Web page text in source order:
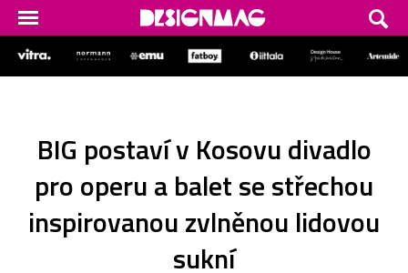
BIG postaví v Kosovu divadlo
pro operu a balet se střechou
inspirovanou zvlněnou lidovou
sukní